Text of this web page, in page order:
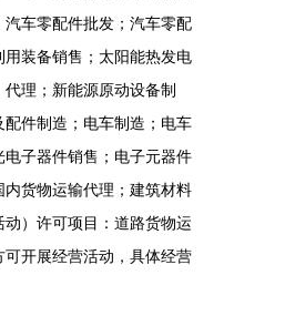
车零配件批发；汽车零配
装备销售；太阳能热发电
理；新能源原动设备制
件制造；电车制造；电车
子器件销售；电子元器件
货物运输代理；建筑材料
）许可项目：道路货物运
开展经营活动，具体经营